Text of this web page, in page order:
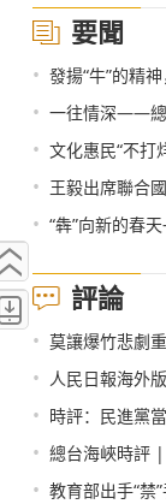
要聞
• 發揚“牛”的精
• 一往情深——總
• 文化惠民“不打
• 王毅出席聯合
• “犇”向新的春
評論
• 莫讓爆竹悲劇
• 人民日報海外
• 時評：民進黨
• 總台海峽時評 | 美
• 教育部出手“禁